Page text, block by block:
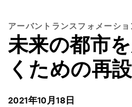
アーバントランスフォメーショ
未来の都市
くための再
2021年10月18日